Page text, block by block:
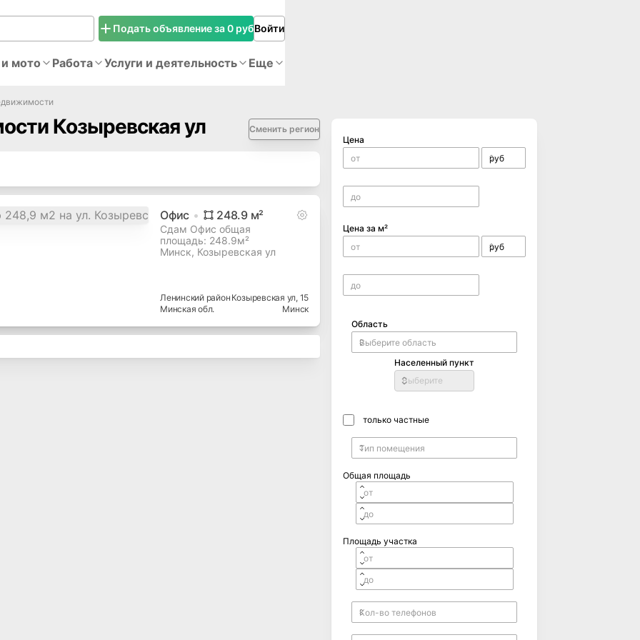
Подать объявление за 0 рубВойти
мото Работа Услуги и деятельность Еще
Козыревская ул Сменить регион
Офис 248.9м²
Сдам Офис общая
площадь: 248.9м²
Минск, Козыревская ул
Ленинский район
Минская обл.
Козыревская ул, 15
Минск
Цена
Цена за м²
Область
Населенный пункт
Выберите
только частные
Общая площадь
Площадь участка